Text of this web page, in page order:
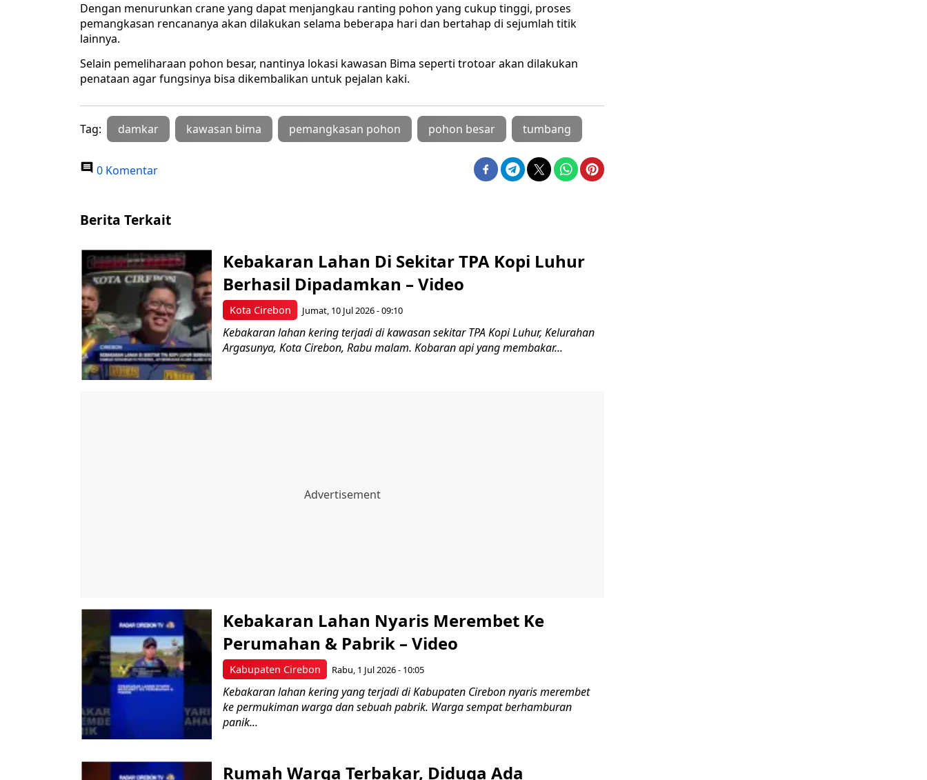
Dengan menurunkan crane yang dapat menjangkau ranting pohon yang cukup tinggi, proses
pemangkasan rencananya akan dilakukan selama beberapa hari dan bertahap di sejumlah titik
lainnya.
Selain pemeliharaan pohon besar, nantinya lokasi kawasan Bima seperti trotoar akan dilakukan
penataan agar fungsinya bisa dikembalikan untuk pejalan kaki.
Tag: damkar kawasan bima pemangkasan pohon pohon besar tumbang
0 Komentar
Berita Terkait
Kota Cirebon
Kebakaran Lahan Di Sekitar TPA Kopi Luhur
Berhasil Dipadamkan – Video
Jumat, 10 Jul 2026 - 09:10
Kebakaran lahan kering terjadi di kawasan sekitar TPA Kopi Luhur, Kelurahan
Argasunya, Kota Cirebon, Rabu malam. Kobaran api yang membakar...
Kabupaten Cirebon
Kebakaran Lahan Nyaris Merembet Ke
Perumahan & Pabrik – Video
Rabu, 1 Jul 2026 - 10:05
Kebakaran lahan kering yang terjadi di Kabupaten Cirebon nyaris merembet
ke permukiman warga dan sebuah pabrik. Warga sempat berhamburan
panik...
Rumah Warga Terbakar, Diduga Ada